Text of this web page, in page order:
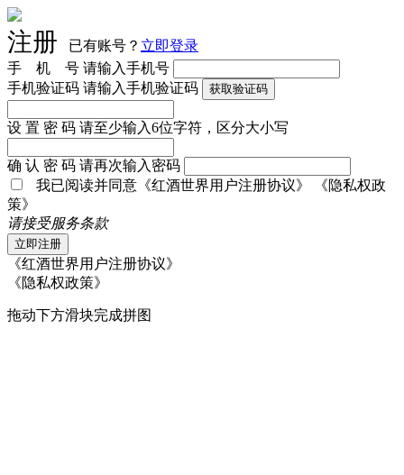
注册 已有账号？ 立即登录
手 机 号 请输入手机号
手机验证码 请输入手机验证码 获取验证码
设 置 密 码 请至少输入6位字符，区分大小写
确 认 密 码 请再次输入密码
我已阅读并同意 《红酒世界用户注册协议》
《隐私权政
策》
请接受服务条款
立即注册
《红酒世界用户注册协议》
《隐私权政策》
拖动下方滑块完成拼图